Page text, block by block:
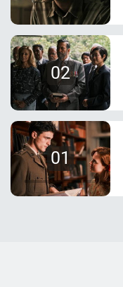
02
01